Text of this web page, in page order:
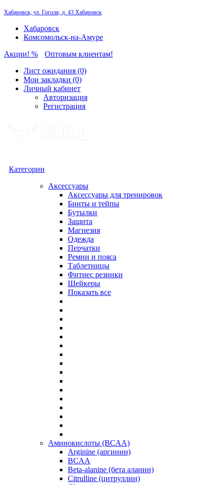
Хабаровск, ул. Гоголя, д. 43 Хабаровск
Хабаровск
Комсомольск-на-Амуре
Акции! %
Оптовым клиентам!
Лист ожидания (0)
Мои закладки (0)
Личный кабинет
Авторизация
Регистрация
Категории
Аксессуары
Аксессуары для тренировок
Бинты и тейпы
Бутылки
Защита
Магнезия
Одежда
Перчатки
Ремни и пояса
Таблетницы
Фитнес резинки
Шейкеры
Показать все
Аминокислоты (BCAA)
Arginine (аргинин)
BCAA
Beta-alanine (бета аланин)
Citrulline (цитруллин)